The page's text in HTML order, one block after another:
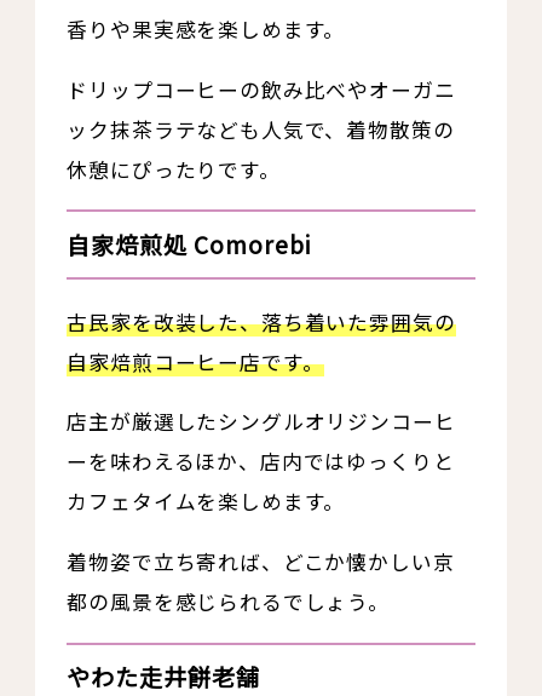
香りや果実感を楽しめます。
ドリップコーヒーの飲み比べやオーガニ
ック抹茶ラテなども人気で、着物散策の
休憩にぴったりです。
自家焙煎処 Comorebi
古民家を改装した、落ち着いた雰囲気の
自家焙煎コーヒー店です。
店主が厳選したシングルオリジンコーヒ
ーを味わえるほか、店内ではゆっくりと
カフェタイムを楽しめます。
着物姿で立ち寄れば、どこか懐かしい京
都の風景を感じられるでしょう。
やわた走井餅老舗